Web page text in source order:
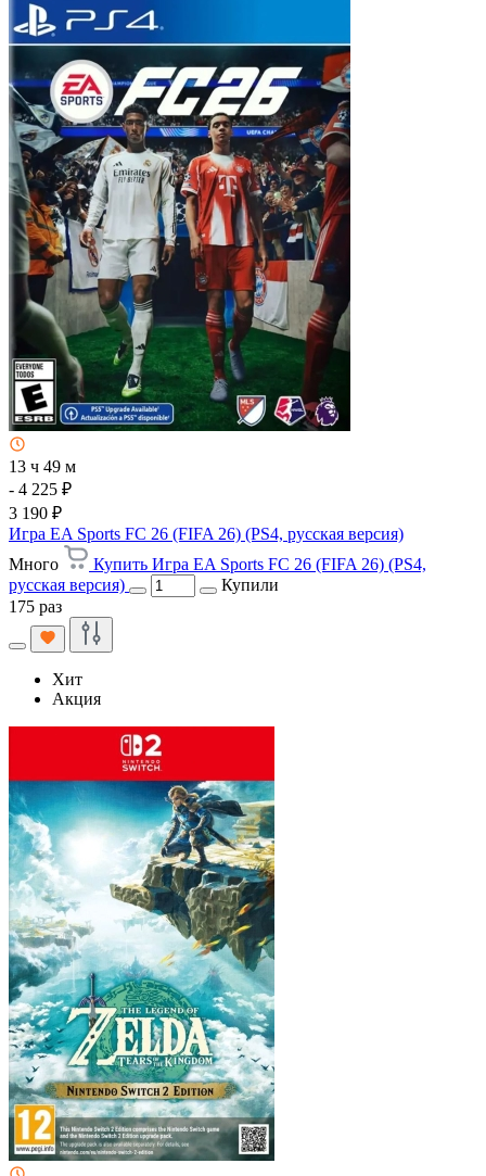
13 ч 49 м
- 4 225 ₽
3 190 ₽
Игра EA Sports FC 26 (FIFA 26) (PS4, русская версия)
Много
Купить Игра EA Sports FC 26 (FIFA 26) (PS4,
русская версия)
Купили
175 раз
Хит
Акция